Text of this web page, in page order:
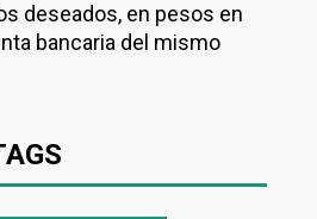
deseados, en pesos en
bancaria del mismo